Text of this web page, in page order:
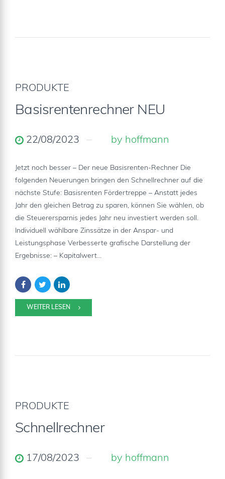
PRODUKTE
Basisrentenrechner NEU
22/08/2023 by hoffmann
Jetzt noch besser – Der neue Basisrenten-Rechner Die
folgenden Neuerungen bringen den Schnellrechner auf die
nächste Stufe: Basisrenten Fördertreppe – Anstatt jedes
Jahr den gleichen Betrag zu sparen, können Sie wählen, ob
die Steuerersparnis jedes Jahr neu investiert werden soll.
Individuell wählbare Zinssätze in der Anspar- und
Leistungsphase Verbesserte grafische Darstellung der
Ergebnisse: – Kapitalwert...
WEITER LESEN
PRODUKTE
Schnellrechner
17/08/2023 by hoffmann